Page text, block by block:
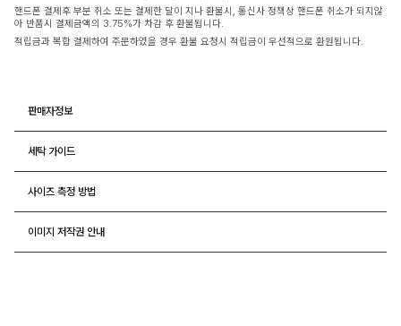
핸드폰 결제후 부분 취소 또는 결제한 달이 지나 환불시, 통신사 정책상 핸드폰 취소가 되지않
아 반품시 결제금액의 3.75%가 차감 후 환불됩니다.
적립금과 복합 결제하여 주문하였을 경우 환불 요청시 적립금이 우선적으로 환원됩니다.
판매자정보
세탁 가이드
사이즈 측정 방법
이미지 저작권 안내